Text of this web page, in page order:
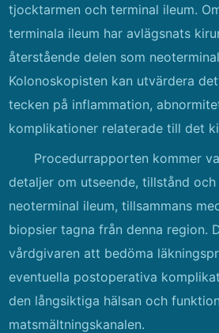
tjocktarmen och terminal ileum.
terminala ileum har avlägsnats
återstående delen som
Kolonoskopisten kan utvärdera
tecken på inflammation,
komplikationer relaterade till det
Procedurrapporten kommer
detaljer om utseende, tillstånd
neoterminal ileum, tillsammans
biopsier tagna från denna region.
vårdgivaren att bedöma
eventuella postoperativa
den långsiktiga hälsan och
matsmältningskanalen.